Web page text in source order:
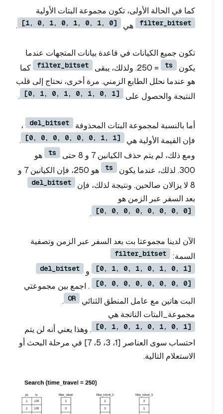
كما في الحالة الأولى، تكون مجموعة البتات الأولية
filter_bitset هي [1, 0, 1, 0, 1, 0, 1, 0]
.
تكون جميع الكيانات في قاعدة بيانات المتجهات عندما
يكون
ts = 250. ولذلك، يبقى filter_bitset
كما
هو عندما نحلل الطابع الزمني. مرة أخرى، نحتاج إلى قلب
النتيجة والحصول على
[0, 1, 0, 1, 0, 1, 0, 1]
.
أما بالنسبة لمجموعة البتات المحذوفة del_bitset
،
فإن القيمة الأولية هي
[0, 0, 0, 0, 0, 0, 1, 1]
.
ومع ذلك، لم يتم حذف الكيانين 7 و 8 حتى
ts
هو
300. لذلك، عندما يكون
ts
هو 250، فإن الكيانين 7 و
8 لا يزالان صالحين. ونتيجة لذلك، فإن
del_bitset
بعد السفر عبر الزمن هو
[0, 0, 0, 0, 0, 0, 0, 0]
.
الآن لدينا مجموعتا بت بعد السفر عبر الزمن وتصفية
السمة:
filter_bitset
[0, 1, 0, 1, 0, 1, 0, 1]
و
del_bitset
[0, 0, 0, 0, 0, 0, 0, 0]
. اجمع بين مجموعتي
البت هاتين مع عامل المنطق الثنائي
OR
.
مجموعة_البتات الناتجة هي
[0, 1, 0, 1, 0, 1, 0, 1] . وهذا يعني أنه لن يتم
احتساب سوى العناصر [1، 3، 5، 7] في مرحلة البحث أو
الاستعلام التالية.